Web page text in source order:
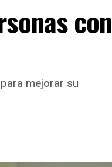
con
mejorar su